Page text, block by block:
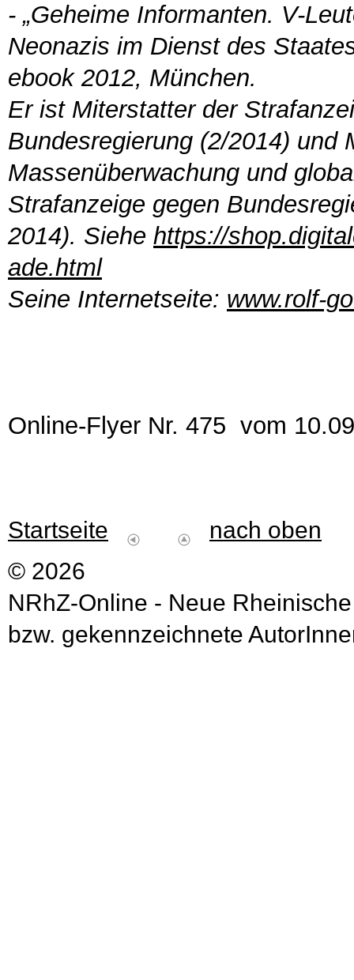
- „Geheime Informanten. V-
Neonazis im Dienst des
ebook 2012, München.
Er ist Miterstatter der
Bundesregierung (2/2014) und
Massenüberwachung und
Strafanzeige gegen
2014). Siehe https://
ade.html
Seine Internetseite: www.rolf-
Online-Flyer Nr. 475 vom
Startseite
nach oben
© 2026
NRhZ-Online - Neue
bzw. gekennzeichnete